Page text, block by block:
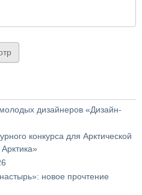
дизайнеров «Дизайн-
конкурса для Арктической
новое прочтение